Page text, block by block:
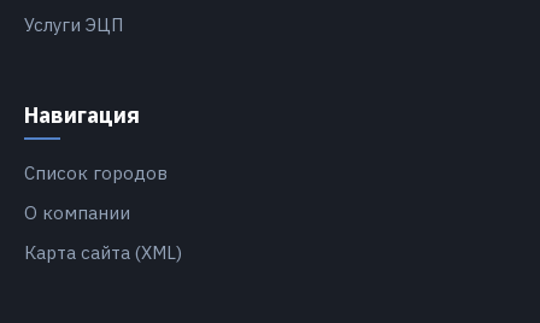
Услуги ЭЦП
Навигация
Список городов
О компании
Карта сайта (XML)